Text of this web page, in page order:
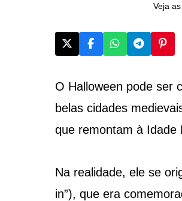
Veja
O Halloween pode ser
belas cidades
que remontam à Idade
Na realidade, ele se
in”), que era